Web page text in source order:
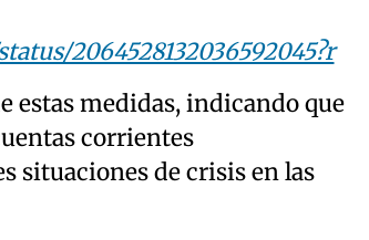
2064528132036592045?r
estas medidas, indicando que
corrientes
situaciones de crisis en las